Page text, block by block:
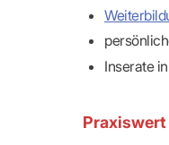
Inserate